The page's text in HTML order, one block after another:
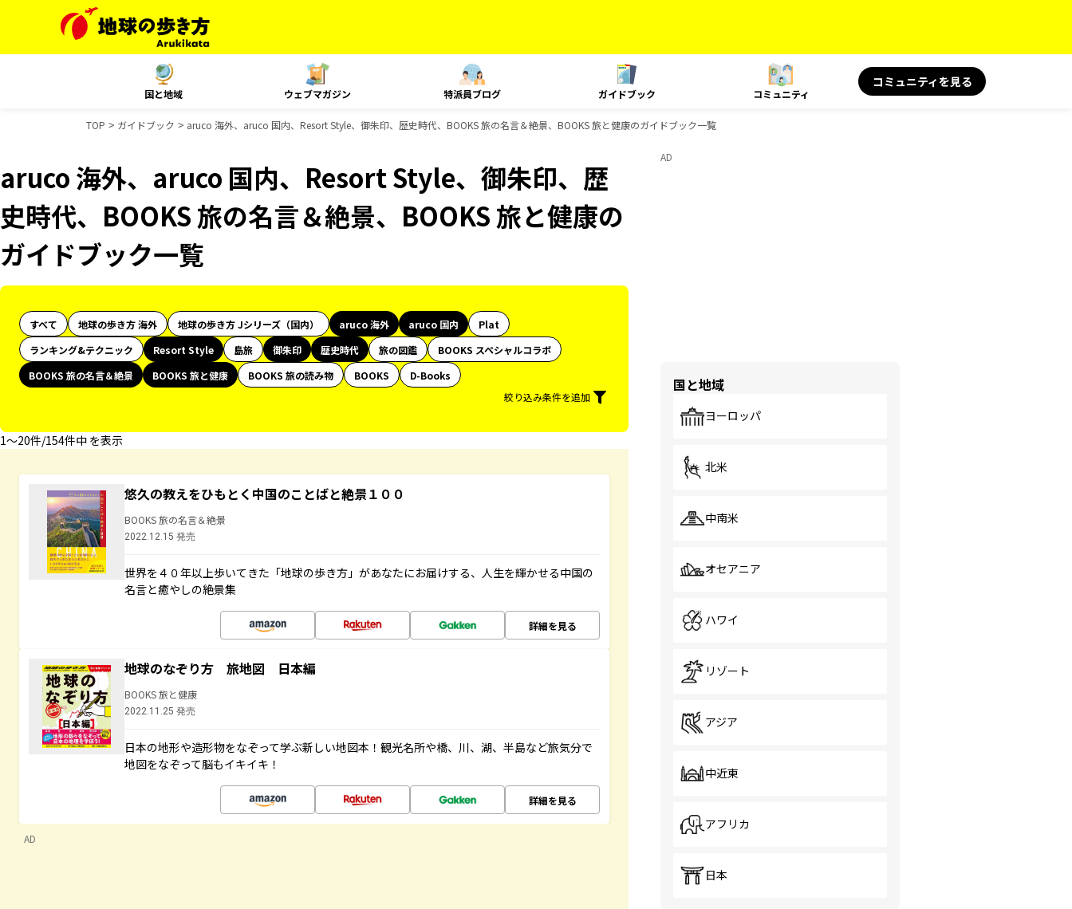
国と地域 ウェブマガジン 特派員ブログ ガイドブック コミュニティ
コミュニティを見る
TOP ガイドブック aruco 海外、aruco 国内、Resort Style、御朱印、歴史時代、BOOKS 旅の名言＆絶景、BOOKS 旅と健康のガイドブック一覧
aruco 海外、aruco 国内、Resort Style、御朱印、歴
史時代、BOOKS 旅の名言＆絶景、BOOKS 旅と健康の
ガイドブック一覧
すべて 地球の歩き方 海外 地球の歩き方 Jシリーズ（国内） aruco 海外 aruco 国内
Plat
ランキング&テクニック
Resort Style 島旅 御朱印 歴史時代 旅の図鑑
BOOKS スペシャルコラボ
BOOKS 旅の名言＆絶景
BOOKS 旅と健康 BOOKS 旅の読み物 BOOKS
D-Books
絞り込み条件を追加
1〜20件/154件中 を表示
悠久の教えをひもとく中国のことばと絶景１００
BOOKS 旅の名言＆絶景
2022.12.15 発売
世界を４０年以上歩いてきた「地球の歩き方」があなたにお届けする、人生を輝かせる中国の
名言と癒やしの絶景集
詳細を見る
地球のなぞり方 旅地図 日本編
BOOKS 旅と健康
2022.11.25 発売
日本の地形や造形物をなぞって学ぶ新しい地図本！観光名所や橋、川、湖、半島など旅気分で
地図をなぞって脳もイキイキ！
詳細を見る
AD
AD
国と地域
ヨーロッパ
北米
中南米
オセアニア
ハワイ
リゾート
アジア
中近東
アフリカ
日本